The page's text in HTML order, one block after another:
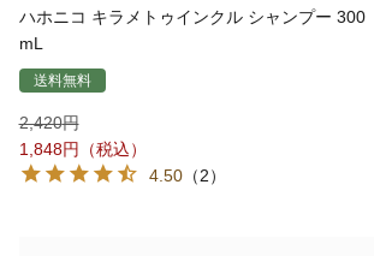
ハホニコ キラメトゥインクル シャンプー 300
mL
送料無料
2,420
1,848
4.50（2）